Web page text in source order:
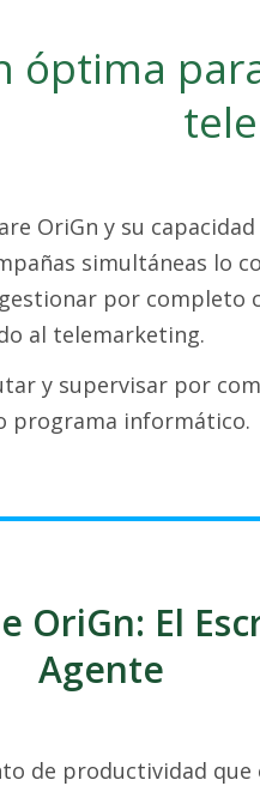
óptima
OriGn y su
simultáneas lo
por completo
al telemarketing.
y supervisar por
programa informático.
OriGn: El
Agente
de productividad